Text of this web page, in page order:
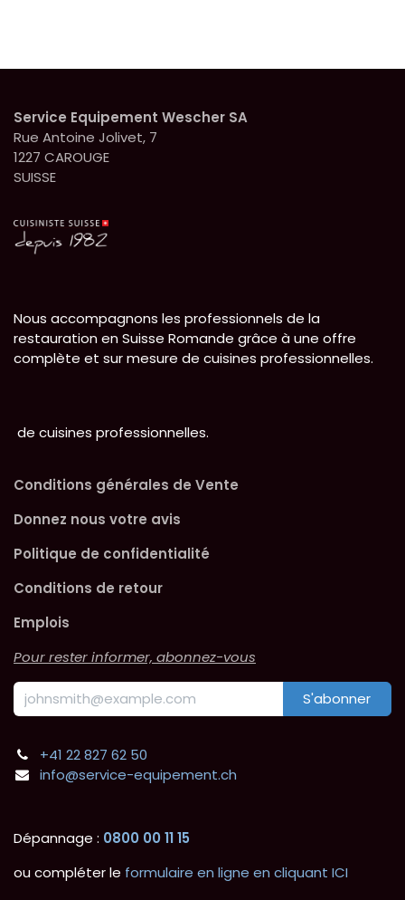
Service Equipement Wescher SA
Rue Antoine Jolivet, 7
1227 CAROUGE
SUISSE
Nous accompagnons les professionnels de la
restauration en Suisse Romande grâce à une offre
complète et sur mesure de cuisines professionnelles.
de cuisines professionnelles.
Conditions générales de Vente
Donnez nous votre avis
Politique de confidentialité
Conditions de retour
Emplois
Pour rester informer, abonnez-vous
S'abonner
+41 22 827 62 50
info@service-equipement.ch
Dépannage : 0800 00 11 15
ou compléter le formulaire en ligne en cliquant ICI